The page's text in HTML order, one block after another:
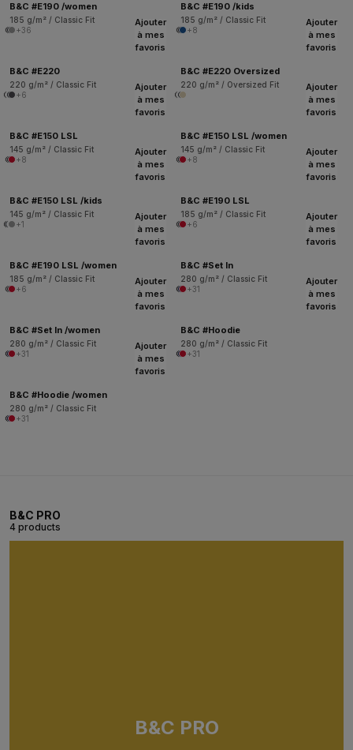
B&C #E190 /women
185 g/m² / Classic Fit
+36
B&C #E190 /kids
185 g/m² / Classic Fit
+8
Ajouter
à mes
favoris
B&C #E220
220 g/m² / Classic Fit
+6
Ajouter
à mes
favoris
B&C #E220 Oversized
220 g/m² / Oversized Fit
Ajouter
à mes
favoris
B&C #E150 LSL
145 g/m² / Classic Fit
+8
Ajouter
à mes
favoris
B&C #E150 LSL /women
145 g/m² / Classic Fit
+8
Ajouter
à mes
favoris
B&C #E150 LSL /kids
145 g/m² / Classic Fit
+1
Ajouter
à mes
favoris
B&C #E190 LSL
185 g/m² / Classic Fit
+6
Ajouter
à mes
favoris
B&C #E190 LSL /women
185 g/m² / Classic Fit
+6
Ajouter
à mes
favoris
B&C #Set In
280 g/m² / Classic Fit
+31
Ajouter
à mes
favoris
B&C #Set In /women
280 g/m² / Classic Fit
+31
Ajouter
à mes
favoris
B&C #Hoodie
280 g/m² / Classic Fit
+31
Ajouter
à mes
favoris
B&C #Hoodie /women
280 g/m² / Classic Fit
+31
B&C PRO
4 products
B&C PRO